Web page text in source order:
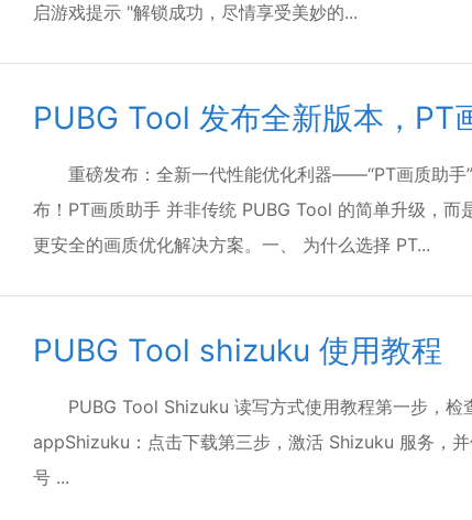
启游戏提示 "解锁成功，尽情享受美妙的...
PUBG Tool 发布全新版本，PT
重磅发布：全新一代性能优化利器——“PT画质助
布！PT画质助手 并非传统 PUBG Tool 的简单升级，而
更安全的画质优化解决方案。一、 为什么选择 PT...
PUBG Tool shizuku 使用教程
PUBG Tool Shizuku 读写方式使用教程第一步，
appShizuku：点击下载第三步，激活 Shizuku 服务，
号 ...